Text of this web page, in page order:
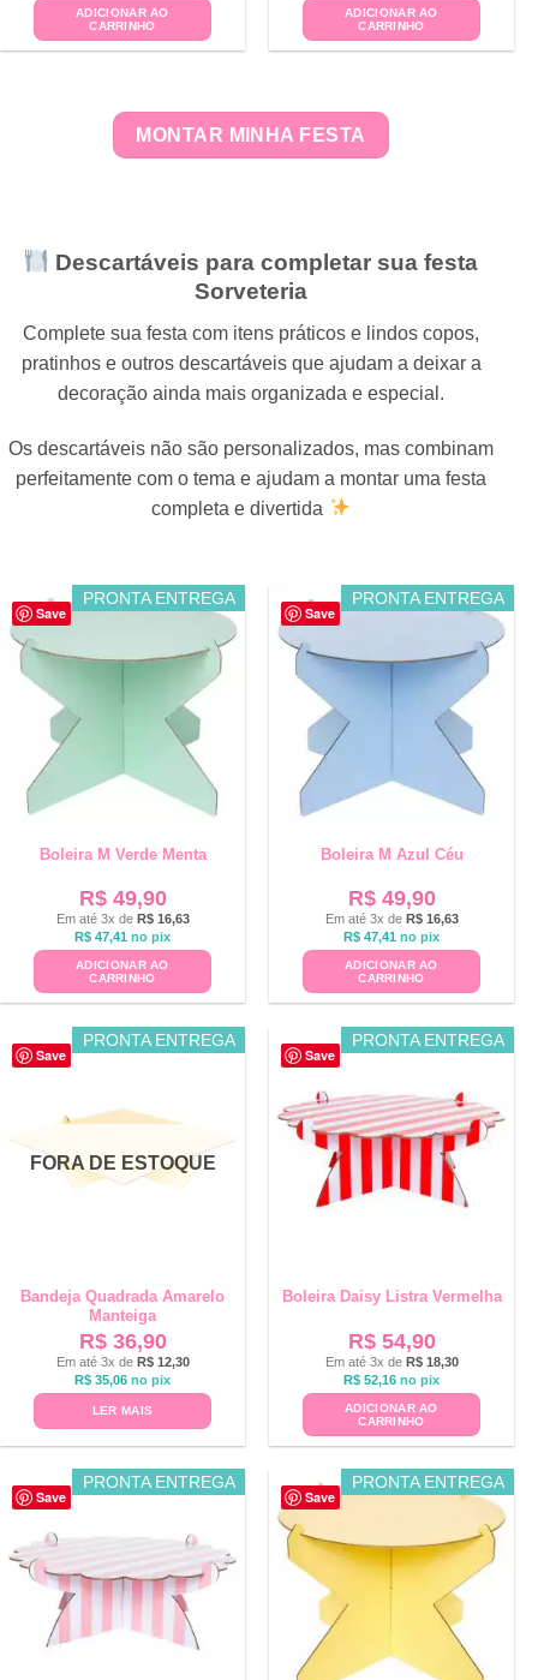
ADICIONAR AO
CARRINHO
ADICIONAR AO
CARRINHO
MONTAR MINHA FESTA
Descartáveis para completar sua festa
Sorveteria
Complete sua festa com itens práticos e lindos copos,
pratinhos e outros descartáveis que ajudam a deixar a
decoração ainda mais organizada e especial.
Os descartáveis não são personalizados, mas combinam
perfeitamente com o tema e ajudam a montar uma festa
completa e divertida
Save
PRONTA ENTREGA
Boleira M Verde Menta
R$49,90
Em até 3x de R$16,63
R$ 47,41 no pix
ADICIONAR AO
CARRINHO
Save
PRONTA ENTREGA
Boleira M Azul Céu
R$49,90
Em até 3x de R$16,63
R$ 47,41 no pix
ADICIONAR AO
CARRINHO
Save
PRONTA ENTREGA
FORA DE ESTOQUE
Bandeja Quadrada Amarelo
Manteiga
R$36,90
Em até 3x de R$12,30
R$ 35,06 no pix
LER MAIS
Save
PRONTA ENTREGA
Boleira Daisy Listra Vermelha
R$54,90
Em até 3x de R$18,30
R$ 52,16 no pix
ADICIONAR AO
CARRINHO
Save
PRONTA ENTREGA
Save
PRONTA ENTREGA